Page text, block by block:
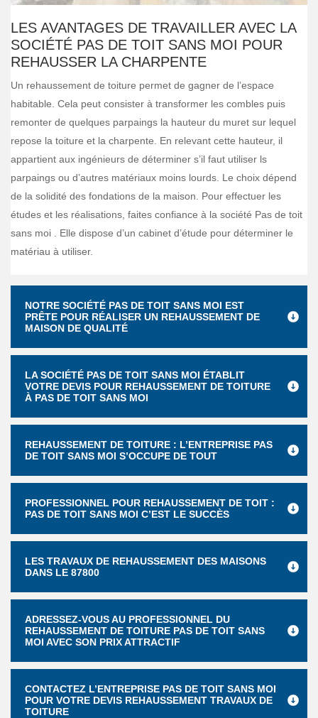
LES AVANTAGES DE TRAVAILLER AVEC LA
SOCIÉTÉ PAS DE TOIT SANS MOI POUR
REHAUSSER LA CHARPENTE
Un rehaussement de toiture permet de gagner de l’espace
habitable. Cela peut consister à transformer les combles puis
remonter de quelques parpaings la hauteur du muret sur lequel
repose la toiture et la charpente. En relevant cette hauteur, il
appartient aux ingénieurs de déterminer s’il faut utiliser ls
parpaings ou d’autres matériaux moins lourds. Le choix dépend
de la solidité des fondations de la maison. Pour effectuer les
études et les réalisations, faites confiance à la société Pas de toit
sans moi . Elle dispose d’un cabinet d’étude pour déterminer le
matériau à utiliser.
NOTRE SOCIÉTÉ PAS DE TOIT SANS MOI EST
PRÊTE POUR RÉALISER UN REHAUSSEMENT DE
MAISON DE QUALITÉ
LA SOCIÉTÉ PAS DE TOIT SANS MOI ÉTABLIT
VOTRE DEVIS POUR REHAUSSEMENT DE TOITURE
À PAS DE TOIT SANS MOI
REHAUSSEMENT DE TOITURE : L’ENTREPRISE PAS
DE TOIT SANS MOI S’OCCUPE DE TOUT
PROFESSIONNEL POUR REHAUSSEMENT DE TOIT :
PAS DE TOIT SANS MOI C’EST LE SUCCÈS
LES TRAVAUX DE REHAUSSEMENT DES MAISONS
DANS LE 87800
ADRESSEZ-VOUS AU PROFESSIONNEL DU
REHAUSSEMENT DE TOITURE PAS DE TOIT SANS
MOI AVEC SON PRIX ATTRACTIF
CONTACTEZ L’ENTREPRISE PAS DE TOIT SANS MOI
POUR VOTRE DEVIS REHAUSSEMENT TRAVAUX DE
TOITURE